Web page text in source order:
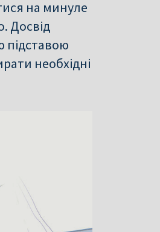
на минуле
Досвід
підставою
необхідні